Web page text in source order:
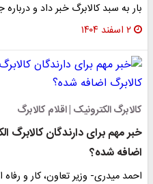
بار به سبد کالابرگ خبر داد و
۲ اسفند ۱۴۰۴
کالابرگ الکترونیک | اقلام کالابرگ
خبر مهم برای دارندگان کالابرگ
اضافه شده؟
احمد میدری- وزیر تعاون، کار و